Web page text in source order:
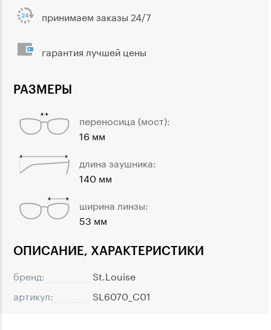
ОПИСАНИЕ, ХАРАКТЕРИСТИКИ
бренд:
St.Louise
артикул:
SL6070_C01
РАЗМЕРЫ
переносица (мост):
16 мм
длина заушника:
140 мм
ширина линзы:
53 мм
принимаем заказы 24/7
гарантия лучшей цены